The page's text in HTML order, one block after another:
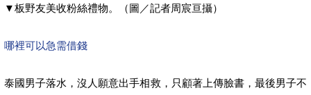
▼板野友美收粉絲禮物。（圖／記者周宸亘攝）
哪裡可以急需借錢
泰國男子落水，沒人願意出手相救，只顧著上傳臉書，最後男子不